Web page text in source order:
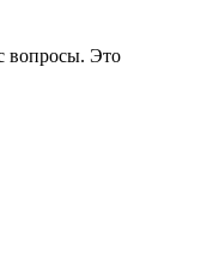
вопросы. Это